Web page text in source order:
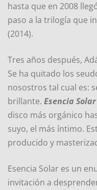
hasta que en 2008
paso a la trilogía que
(2014).
Tres años después,
Se ha quitado los
nosostros tal cual es:
brillante. Esencia Solar
disco más orgánico
suyo, el más íntimo.
producido y
Esencia Solar es un
invitación a